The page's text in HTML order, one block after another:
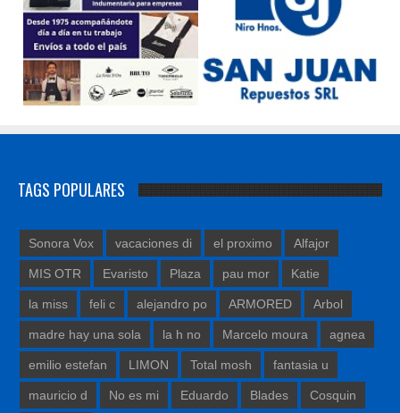
TAGS POPULARES
Sonora Vox vacaciones di el proximo Alfajor
MIS OTR Evaristo Plaza pau mor Katie
la miss feli c alejandro po ARMORED Arbol
madre hay una sola la h no Marcelo moura agnea
emilio estefan LIMON Total mosh fantasia u
mauricio d No es mi Eduardo Blades Cosquin